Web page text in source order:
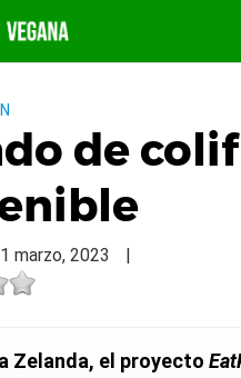
de
marzo, 2023 |
Zelanda, el proyecto